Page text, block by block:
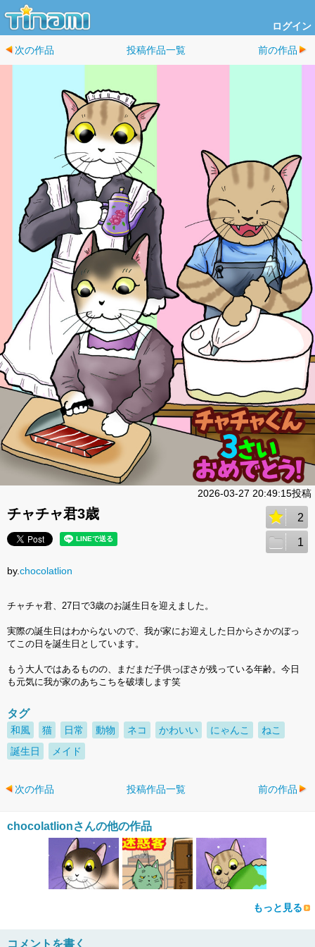
ログイン
次の作品 投稿作品一覧 前の作品
2026-03-27 20:49:15投稿
チャチャ君3歳 2
1
by.chocolatlion
チャチャ君、27日で3歳のお誕生日を迎えました。
実際の誕生日はわからないので、我が家にお迎えした日からさかのぼっ
てこの日を誕生日としています。
もう大人ではあるものの、まだまだ子供っぽさが残っている年齢。今日
も元気に我が家のあちこちを破壊します笑
タグ
和風 猫 日常 動物 ネコ かわいい にゃんこ
ねこ
誕生日
メイド
次の作品 投稿作品一覧 前の作品
chocolatlionさんの他の作品
もっと見る
コメントを書く